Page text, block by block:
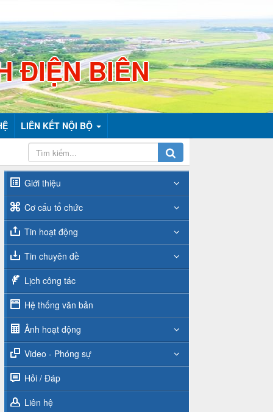
ĐIỆN BIÊN
LIÊN KẾT NỘI BỘ
Giới thiệu
Cơ cấu tổ chức
Tin hoạt động
Tin chuyên đề
Lịch công tác
Hệ thống văn bản
Ảnh hoạt động
Video - Phóng sự
Hỏi / Đáp
Liên hệ